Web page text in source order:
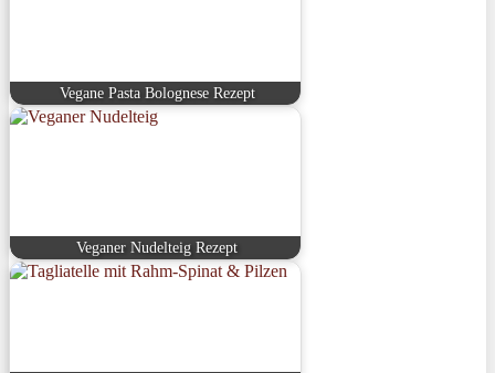
Vegane Pasta Bolognese Rezept
Veganer Nudelteig Rezept